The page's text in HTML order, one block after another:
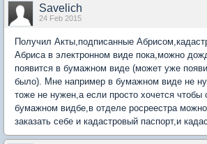
Savelich
24 Feb 2015
Получил Акты,подписанные
Абриса в электронном виде пока,можно
появится в бумажном виде (может уже
было). Мне например в бумажном виде не
тоже не нужен,а если просто хочется
бумажном видбе,в отделе росреестра
заказать себе и кадастровый паспорт,и